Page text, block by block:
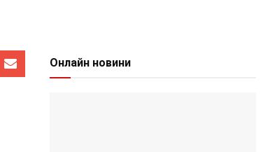
Онлайн новини